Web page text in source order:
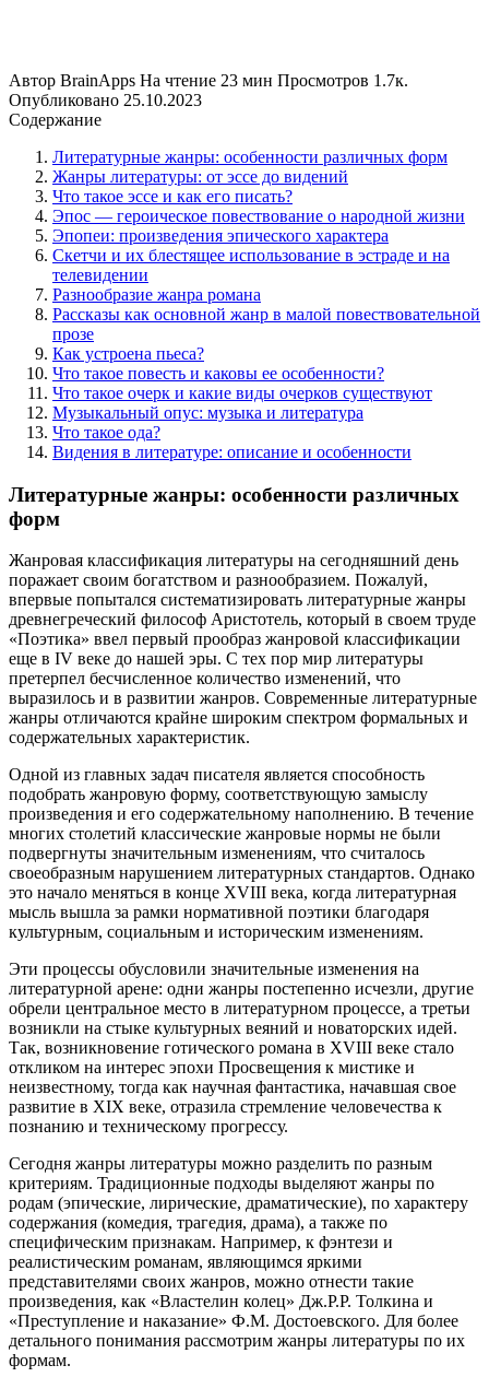
Автор BrainApps На чтение 23 мин Просмотров 1.7к.
Опубликовано 25.10.2023
Содержание
Литературные жанры: особенности различных форм
Жанры литературы: от эссе до видений
Что такое эссе и как его писать?
Эпос — героическое повествование о народной жизни
Эпопеи: произведения эпического характера
Скетчи и их блестящее использование в эстраде и на
телевидении
Разнообразие жанра романа
Рассказы как основной жанр в малой повествовательной
прозе
Как устроена пьеса?
Что такое повесть и каковы ее особенности?
Что такое очерк и какие виды очерков существуют
Музыкальный опус: музыка и литература
Что такое ода?
Видения в литературе: описание и особенности
Литературные жанры: особенности различных
форм
Жанровая классификация литературы на сегодняшний день
поражает своим богатством и разнообразием. Пожалуй,
впервые попытался систематизировать литературные жанры
древнегреческий философ Аристотель, который в своем труде
«Поэтика» ввел первый прообраз жанровой классификации
еще в IV веке до нашей эры. С тех пор мир литературы
претерпел бесчисленное количество изменений, что
выразилось и в развитии жанров. Современные литературные
жанры отличаются крайне широким спектром формальных и
содержательных характеристик.
Одной из главных задач писателя является способность
подобрать жанровую форму, соответствующую замыслу
произведения и его содержательному наполнению. В течение
многих столетий классические жанровые нормы не были
подвергнуты значительным изменениям, что считалось
своеобразным нарушением литературных стандартов. Однако
это начало меняться в конце XVIII века, когда литературная
мысль вышла за рамки нормативной поэтики благодаря
культурным, социальным и историческим изменениям.
Эти процессы обусловили значительные изменения на
литературной арене: одни жанры постепенно исчезли, другие
обрели центральное место в литературном процессе, а третьи
возникли на стыке культурных веяний и новаторских идей.
Так, возникновение готического романа в XVIII веке стало
откликом на интерес эпохи Просвещения к мистике и
неизвестному, тогда как научная фантастика, начавшая свое
развитие в XIX веке, отразила стремление человечества к
познанию и техническому прогрессу.
Сегодня жанры литературы можно разделить по разным
критериям. Традиционные подходы выделяют жанры по
родам (эпические, лирические, драматические), по характеру
содержания (комедия, трагедия, драма), а также по
специфическим признакам. Например, к фэнтези и
реалистическим романам, являющимся яркими
представителями своих жанров, можно отнести такие
произведения, как «Властелин колец» Дж.Р.Р. Толкина и
«Преступление и наказание» Ф.М. Достоевского. Для более
детального понимания рассмотрим жанры литературы по их
формам.